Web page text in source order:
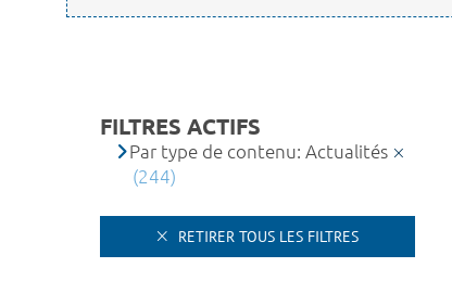
FILTRES ACTIFS
Par type de contenu: Actualités
(244)
RETIRER TOUS LES FILTRES